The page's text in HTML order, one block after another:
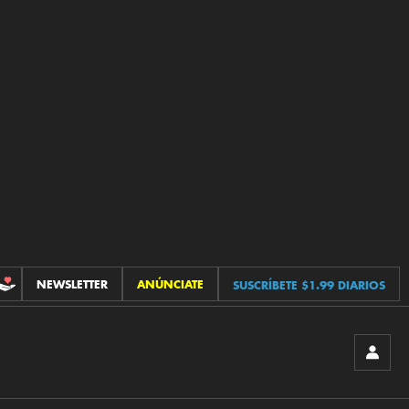
CONTRIBUCIONES
NEWSLETTER ANÚNCIATE SUSCRÍBETE $1.99 DIARIOS